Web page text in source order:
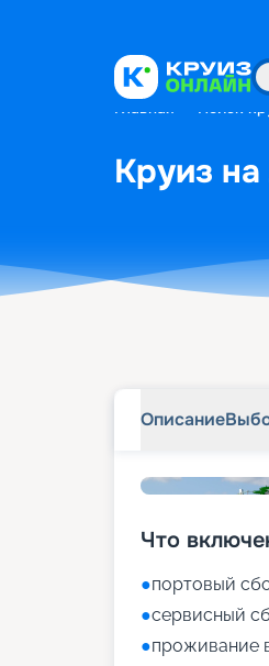
Главная Поиск
Круиз на
Описание
Что
●портовый
●сервисный
●проживание